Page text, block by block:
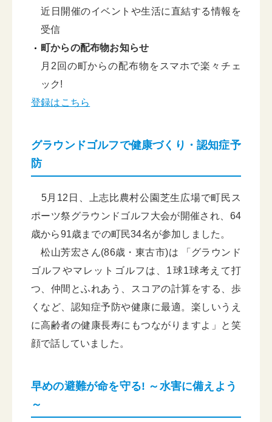
近日開催のイベントや生活に直結する情報を
受信
町からの配布物お知らせ
月2回の町からの配布物をスマホで楽々チェ
ック!
登録はこちら
グラウンドゴルフで健康づくり・認知症予
防
5月12日、上志比農村公園芝生広場で町民ス
ポーツ祭グラウンドゴルフ大会が開催され、64
歳から91歳までの町民34名が参加しました。
松山芳宏さん(86歳・東古市)は 「グラウンド
ゴルフやマレットゴルフは、1球1球考えて打
つ、仲間とふれあう、スコアの計算をする、歩
くなど、認知症予防や健康に最適。楽しいうえ
に高齢者の健康長寿にもつながりますよ」と笑
顔で話していました。
早めの避難が命を守る! ～水害に備えよう
～